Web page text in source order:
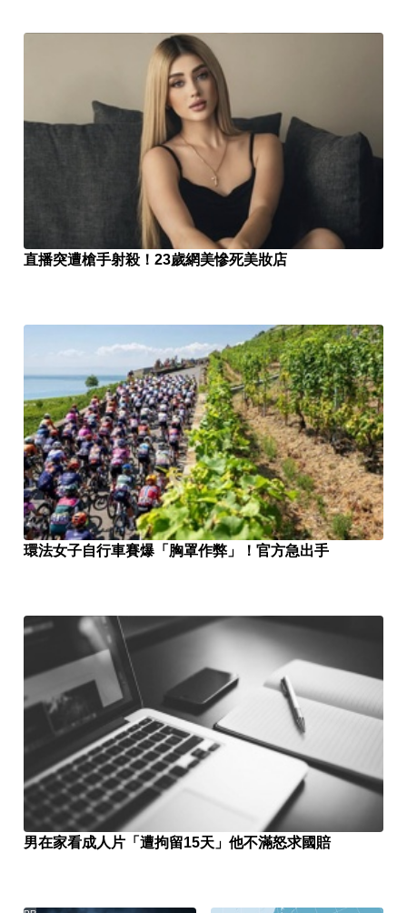
直播突遭槍手射殺！23歲網美慘死美妝店
環法女子自行車賽爆「胸罩作弊」！官方急出手
男在家看成人片「遭拘留15天」他不滿怒求國賠